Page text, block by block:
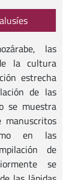
las
la cultura
estrecha
de las
se muestra
en las
de
se